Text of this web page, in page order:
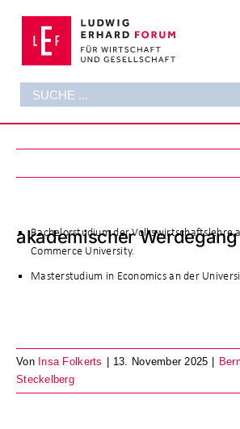
Inhalt
springen
Suche
DAS FORUM
FORMATE
DIE STIFTUNG
akademischer Werdegang
Bachelorstudium der Volkswirtschaftslehre
Commerce University.
Masterstudium in Economics an der
Von Insa Folkerts 13. November 2025
Steckelberg